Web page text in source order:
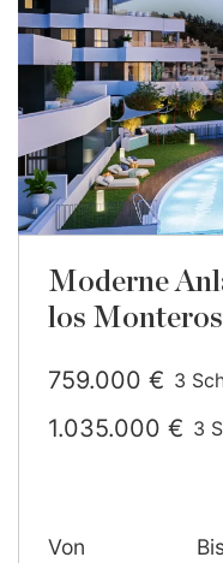
Moderne
los Monteros
759.000 € 3
1.035.000 € 3
Von